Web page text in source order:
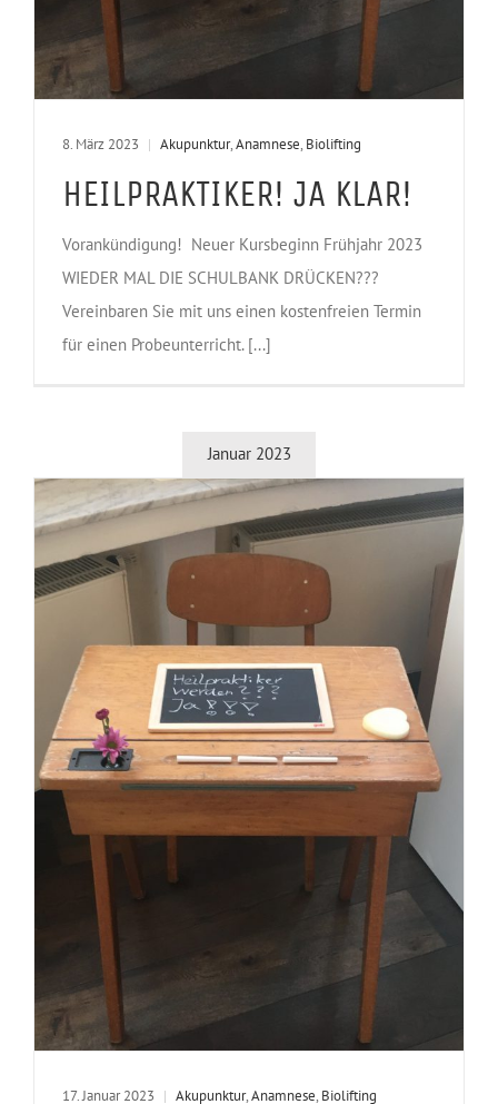
8. März 2023 | Akupunktur,Anamnese, Biolifting
HEILPRAKTIKER! JA KLAR!
Vorankündigung! Neuer Kursbeginn Frühjahr 2023
WIEDER MAL DIE SCHULBANK DRÜCKEN???
Vereinbaren Sie mit uns einen kostenfreien Termin
für einen Probeunterricht. [...]
Januar 2023
17. Januar 2023 | Akupunktur,Anamnese, Biolifting